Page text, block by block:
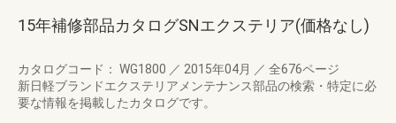
15年補修部品カタログSNエクステリア(価格なし)
カタログコード： WG1800 ／ 2015年04月 ／ 全676ページ
新日軽ブランドエクステリアメンテナンス部品の検索・特定に必
要な情報を掲載したカタログです。